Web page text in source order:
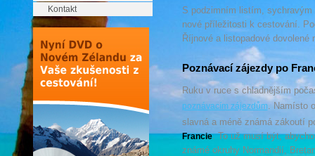
Kontakt
S podzimním listím,
nové příležitosti k cestování.
Říjnové a listopadové dovolené
Poznávací zájezdy po
Ruku v ruce s chladnějším
poznávacím zájezdům. Namísto
slavná a méně známá zákoutí
Francie. To už musí být,
známé okruhy Normandií,